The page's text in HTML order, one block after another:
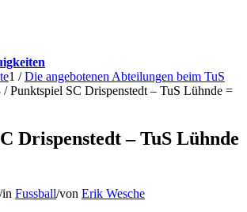
1 / Die angebotenen Abteilungen beim TuS
/ Punktspiel SC Drispenstedt – TuS Lühnde =
Drispenstedt – TuS Lühnde
/in Fussball/von Erik Wesche